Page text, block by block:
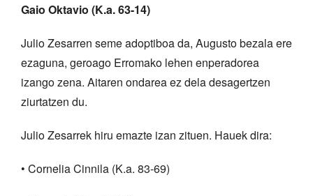
Gaio Oktavio (K.a. 63-14)
Julio Zesarren seme adoptiboa da, Augusto bezala ere
ezaguna, geroago Erromako lehen enperadorea
izango zena. Aitaren ondarea ez dela desagertzen
ziurtatzen du.
Julio Zesarrek hiru emazte izan zituen. Hauek dira:
• Cornelia Cinnila (K.a. 83-69)